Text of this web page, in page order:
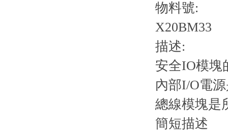
物料號:
X20BM33
描述:
安全IO模塊
內部I/O電
總線模塊是
簡短描述